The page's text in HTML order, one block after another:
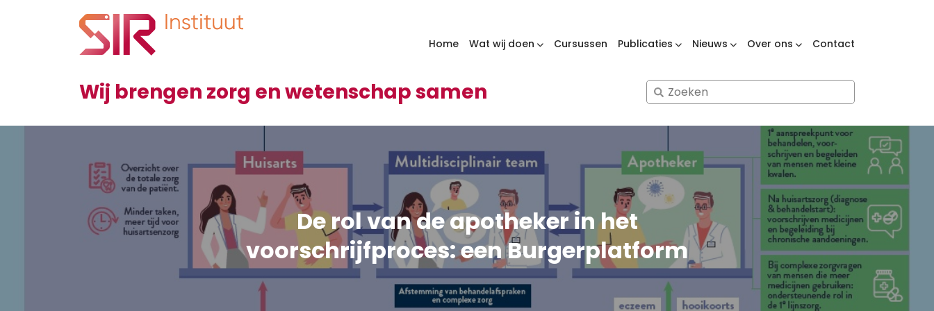
Home Wat wij doen Cursussen Publicaties Nieuws Over ons Contact
Wij brengen zorg en wetenschap samen
Search
for:
De rol van de apotheker in het
voorschrijfproces: een Burgerplatform